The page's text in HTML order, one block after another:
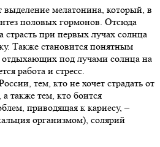
выделение мелатонина, который, в
половых гормонов. Отсюда
страсть при первых лучах солнца
Также становится понятным
отдыхающих под лучами солнца на
работа и стресс.
тем, кто не хочет страдать от
также тем, кто боится
приводящая к кариесу, –
организмом), солярий